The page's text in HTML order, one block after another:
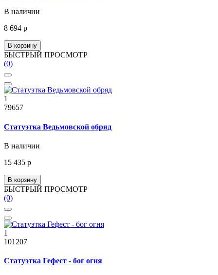
В наличии
8 694 р
В корзину
БЫСТРЫЙ ПРОСМОТР
(0)
1
79657
Статуэтка Ведьмовской обряд
В наличии
15 435 р
В корзину
БЫСТРЫЙ ПРОСМОТР
(0)
1
101207
Статуэтка Гефест - бог огня